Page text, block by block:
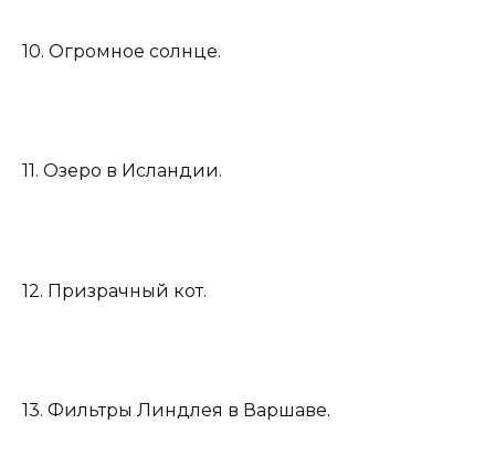
10. Огромное солнце.
11. Озеро в Исландии.
12. Призрачный кот.
13. Фильтры Линдлея в Варшаве.